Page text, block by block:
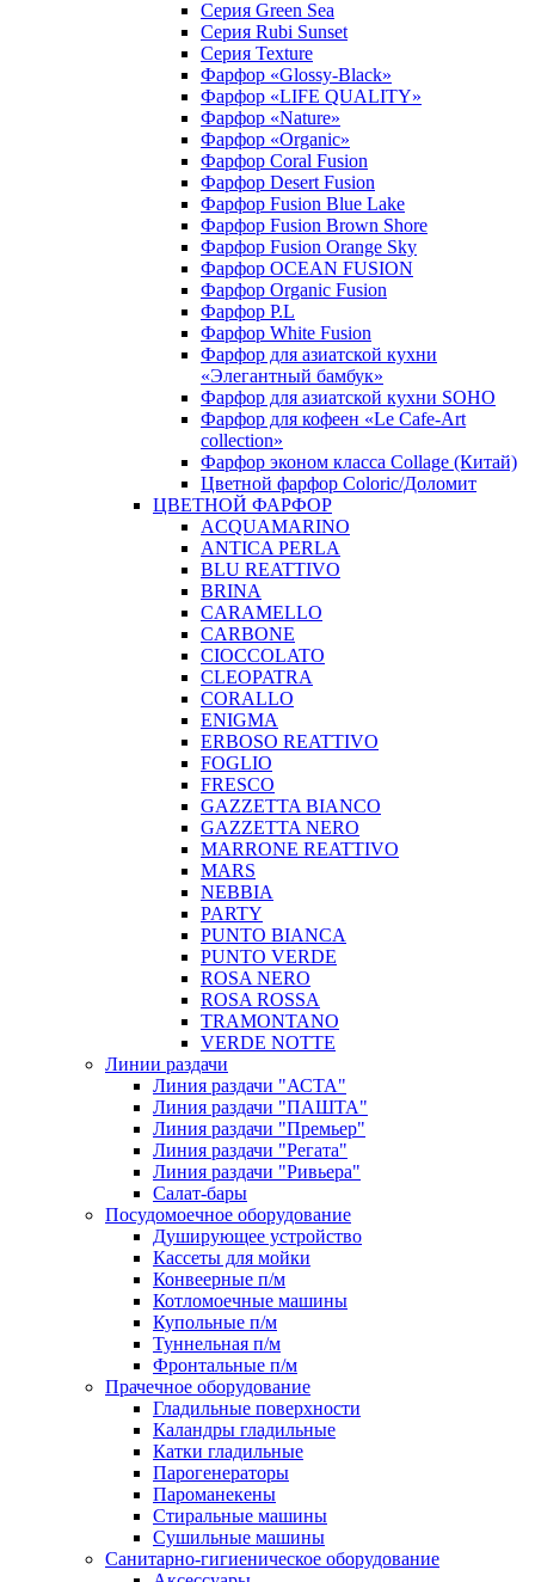
Серия Green Sea
Серия Rubi Sunset
Серия Texture
Фарфор «Glossy-Black»
Фарфор «LIFE QUALITY»
Фарфор «Nature»
Фарфор «Organic»
Фарфор Coral Fusion
Фарфор Desert Fusion
Фарфор Fusion Blue Lake
Фарфор Fusion Brown Shore
Фарфор Fusion Orange Sky
Фарфор OCEAN FUSION
Фарфор Organic Fusion
Фарфор P.L
Фарфор White Fusion
Фарфор для азиатской кухни
«Элегантный бамбук»
Фарфор для азиатской кухни SOHO
Фарфор для кофеен «Le Cafe-Art
collection»
Фарфор эконом класса Collage (Китай)
Цветной фарфор Coloric/Доломит
ЦВЕТНОЙ ФАРФОР
ACQUAMARINO
ANTICA PERLA
BLU REATTIVO
BRINA
CARAMELLO
CARBONE
CIOCCOLATO
CLEOPATRA
CORALLO
ENIGMA
ERBOSO REATTIVO
FOGLIO
FRESCO
GAZZETTA BIANCO
GAZZETTA NERO
MARRONE REATTIVO
MARS
NEBBIA
PARTY
PUNTO BIANCA
PUNTO VERDE
ROSA NERO
ROSA ROSSA
TRAMONTANO
VERDE NOTTE
Линии раздачи
Линия раздачи "АСТА"
Линия раздачи "ПАШТА"
Линия раздачи "Премьер"
Линия раздачи "Регата"
Линия раздачи "Ривьера"
Салат-бары
Посудомоечное оборудование
Душирующее устройство
Кассеты для мойки
Конвеерные п/м
Котломоечные машины
Купольные п/м
Туннельная п/м
Фронтальные п/м
Прачечное оборудование
Гладильные поверхности
Каландры гладильные
Катки гладильные
Парогенераторы
Пароманекены
Стиральные машины
Сушильные машины
Санитарно-гигиеническое оборудование